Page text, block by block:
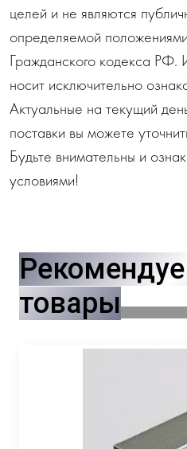
целей и не являются
определяемой
Гражданского кодекса
носит исключительно
Актуальные на текущий
поставки вы можете
Будьте внимательны и
условиями!
товары